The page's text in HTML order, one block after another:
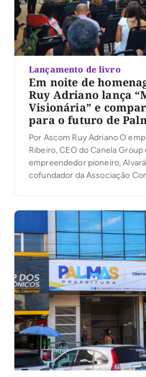
Lançamento de livro
Em noite de
Ruy Adriano lança
Visionária” e
para o futuro de
Por Ascom Ruy Adriano O
Ribeiro, CEO do Canela
empreendedor pioneiro, Alvará
cofundador da Associação
solenidade de inauguração do
entidade. […]